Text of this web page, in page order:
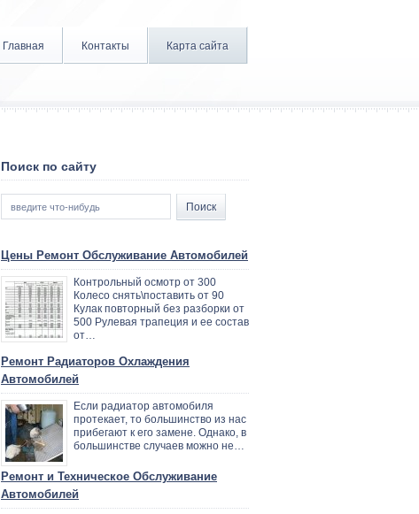
Главная Контакты Карта сайта
Поиск по сайту
Цены Ремонт Обслуживание Автомобилей
Контрольный осмотр от 300
Колесо снять\поставить от 90
Кулак повторный без разборки от
500 Рулевая трапеция и ее состав
от…
Ремонт Радиаторов Охлаждения
Автомобилей
Если радиатор автомобиля
протекает, то большинство из нас
прибегают к его замене. Однако, в
большинстве случаев можно не…
Ремонт и Техническое Обслуживание
Автомобилей